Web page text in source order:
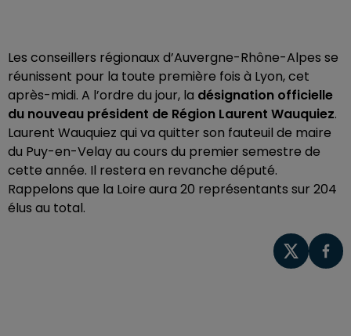
Les conseillers régionaux d’Auvergne-Rhône-Alpes se
réunissent pour la toute première fois à Lyon, cet
après-midi. A l’ordre du jour, la désignation officielle
du nouveau président de Région Laurent Wauquiez.
Laurent Wauquiez qui va quitter son fauteuil de maire
du Puy-en-Velay au cours du premier semestre de
cette année. Il restera en revanche député.
Rappelons que la Loire aura 20 représentants sur 204
élus au total.